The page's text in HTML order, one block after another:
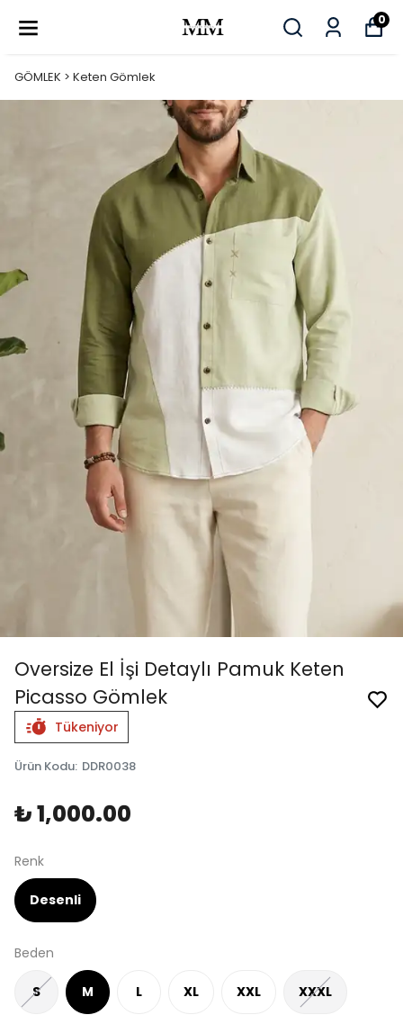
0
GÖMLEK > Keten Gömlek
Oversize El İşi Detaylı Pamuk Keten
Picasso Gömlek
Tükeniyor
Ürün Kodu: DDR0038
₺ 1,000.00
Renk
Desenli
Beden
S M L XL XXL XXXL